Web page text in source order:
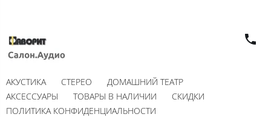
АКУСТИКА СТЕРЕО
ДОМАШНИЙ ТЕАТР
АКСЕССУАРЫ
ТОВАРЫ В НАЛИЧИИ
СКИДКИ
ПОЛИТИКА КОНФИДЕНЦИАЛЬНОСТИ